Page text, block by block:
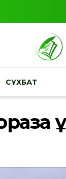
СҰХБАТ